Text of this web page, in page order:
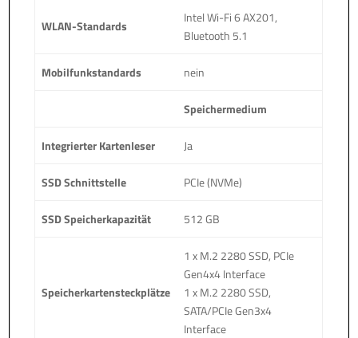
WLAN-Standards
Intel Wi-Fi 6 AX201,
Bluetooth 5.1
Mobilfunkstandards nein
Speichermedium
Integrierter Kartenleser Ja
SSD Schnittstelle PCIe (NVMe)
SSD Speicherkapazität 512 GB
Speicherkartensteckplätze
1 x M.2 2280 SSD, PCIe
Gen4x4 Interface
1 x M.2 2280 SSD,
SATA/PCIe Gen3x4
Interface